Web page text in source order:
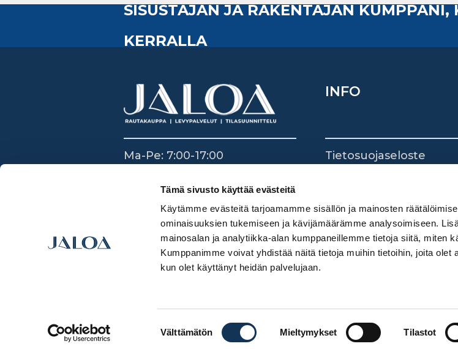
Tämä sivusto käyttää evästeitä
Käytämme evästeitä tarjoamamme sisällön ja mainosten
ominaisuuksien tukemiseen ja kävijämäärämme analysoimiseen.
mainosalan ja analytiikka-alan kumppaneillemme tietoja siitä, miten
Kumppanimme voivat yhdistää näitä tietoja muihin tietoihin, joita olet
kun olet käyttänyt heidän palvelujaan.
Välttämätön Mieltymykset Tilastot
SISUSTAJAN JA RAKENTAJAN
KERRALLA
Ma-Pe: 7:00-17:00
Su: Suljettu
INFO
Tietosuojaseloste
Digimarkkinointi